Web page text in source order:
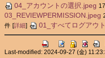
04_アカウントの選択.jpeg
03_REVIEWPERMISSION.jpeg
件 [詳細] 01_すべてログアウ
Last-modified: 2024-09-27 (金)